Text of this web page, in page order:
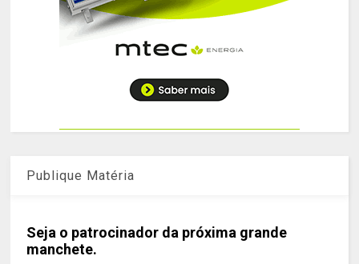
Publique Matéria
Seja o patrocinador da próxima grande
manchete.